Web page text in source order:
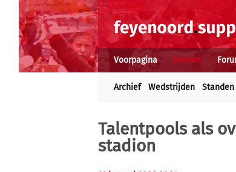
Voorpagina Nieuws
Archief Wedstrijden Standen
Talentpools als
stadion